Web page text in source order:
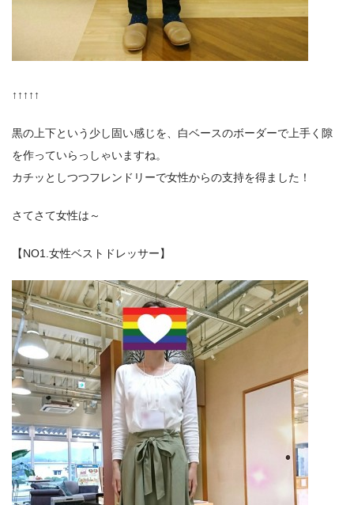
↑↑↑↑↑
黒の上下という少し固い感じを、白ベースのボーダーで上手く隙
を作っていらっしゃいますね。
カチッとしつつフレンドリーで女性からの支持を得ました！
さてさて女性は～
【NO1.女性ベストドレッサー】